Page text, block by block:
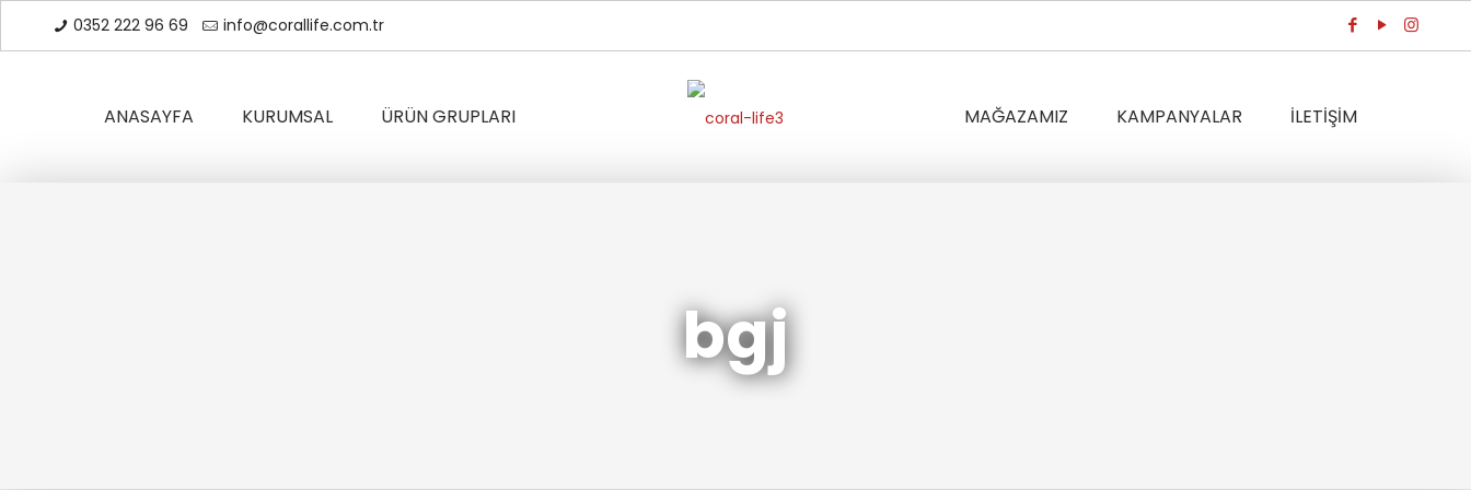
0352 222 96 69 info@corallife.com.tr
ANASAYFA KURUMSAL ÜRÜN GRUPLARI MAĞAZAMIZ KAMPANYALAR İLETİŞİM
bgj